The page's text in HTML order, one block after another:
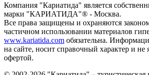
Компания "Кариатида" является
марки "КАРИАТИДА"® - Москва.
Все права защищены и охраняются
частичном использовании материалов
www.kariatida.com обязательна.
на сайте, носит справочный характер и не
офертой.